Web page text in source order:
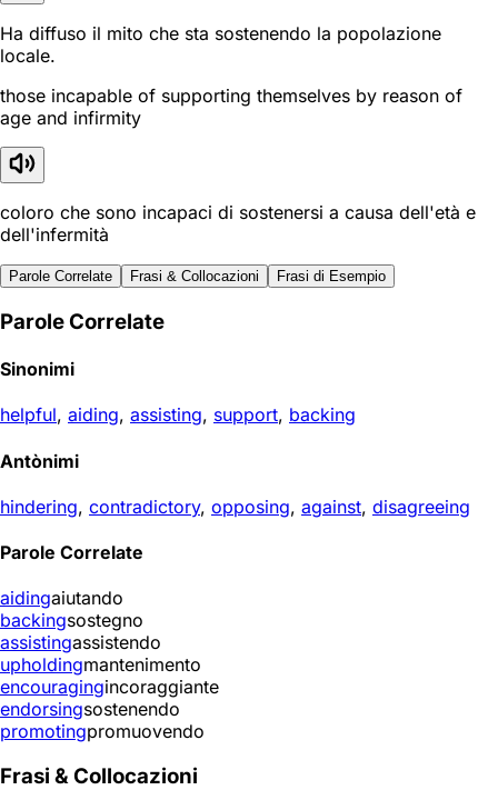
Ha diffuso il mito che sta sostenendo la popolazione
locale.
those incapable of supporting themselves by reason of
age and infirmity
coloro che sono incapaci di sostenersi a causa dell'età e
dell'infermità
Parole Correlate Frasi & Collocazioni Frasi di Esempio
Parole Correlate
Sinonimi
helpful, aiding, assisting, support, backing
Antònimi
hindering, contradictory, opposing, against, disagreeing
Parole Correlate
aidingaiutando
backingsostegno
assistingassistendo
upholdingmantenimento
encouragingincoraggiante
endorsingsostenendo
promotingpromuovendo
Frasi & Collocazioni